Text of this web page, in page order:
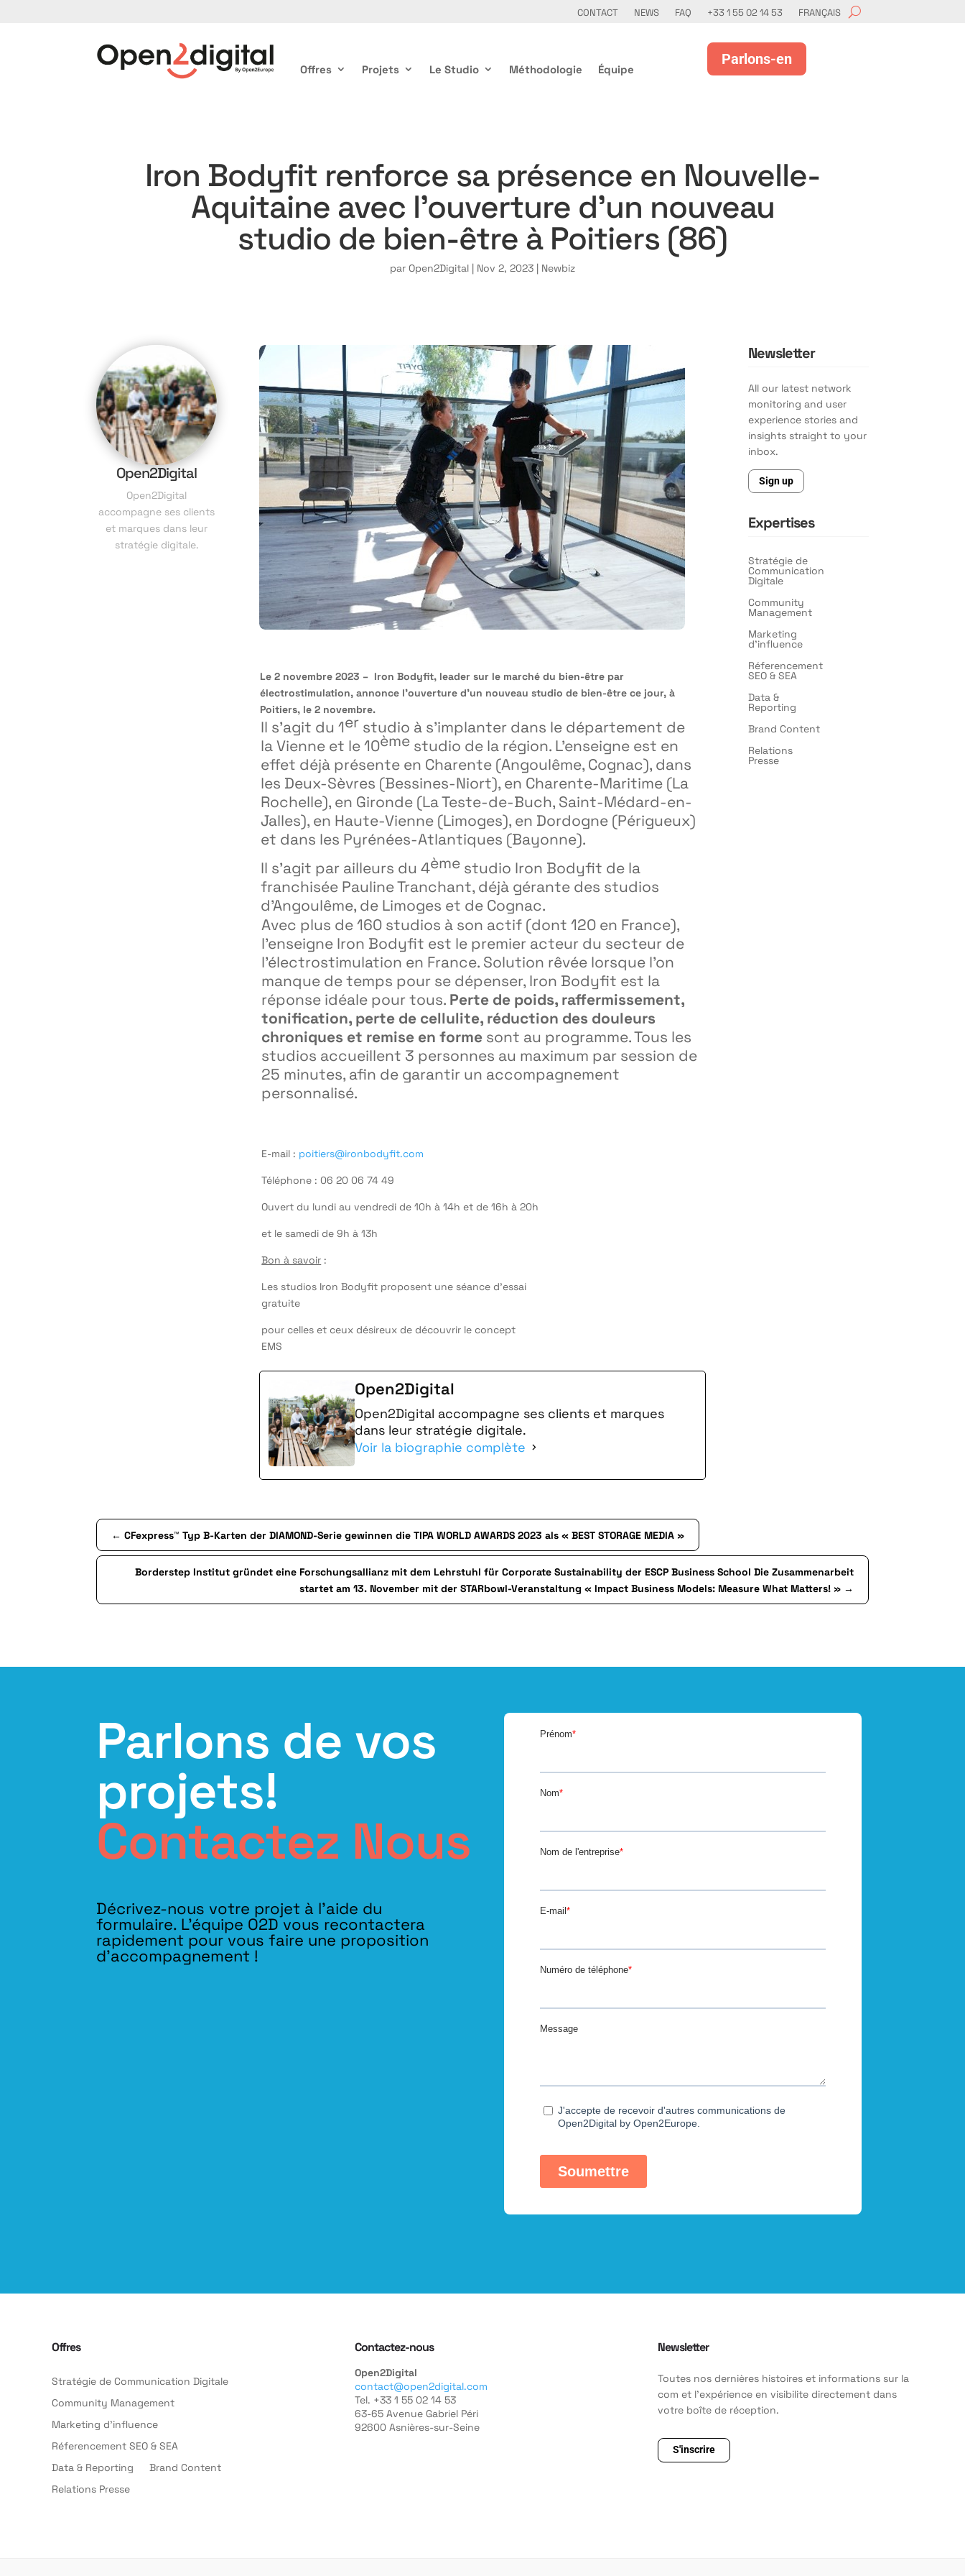
CONTACT NEWS FAQ +33 1 55 02 14 53 FRANÇAIS
Offres Projets Le Studio Méthodologie Équipe
Parlons-en
Iron Bodyfit renforce sa présence en Nouvelle-
Aquitaine avec l’ouverture d’un nouveau
studio de bien-être à Poitiers (86)
par Open2Digital | Nov 2, 2023 | Newbiz
Open2Digital
Open2Digital
accompagne ses clients
et marques dans leur
stratégie digitale.
Le 2 novembre 2023 – Iron Bodyfit, leader sur le marché du bien-être par
électrostimulation, annonce l’ouverture d’un nouveau studio de bien-être ce jour, à
Poitiers, le 2 novembre.
Il s’agit du 1er studio à s’implanter dans le département de
la Vienne et le 10ème studio de la région. L’enseigne est en
effet déjà présente en Charente (Angoulême, Cognac), dans
les Deux-Sèvres (Bessines-Niort), en Charente-Maritime (La
Rochelle), en Gironde (La Teste-de-Buch, Saint-Médard-en-
Jalles), en Haute-Vienne (Limoges), en Dordogne (Périgueux)
et dans les Pyrénées-Atlantiques (Bayonne).
Il s’agit par ailleurs du 4ème studio Iron Bodyfit de la
franchisée Pauline Tranchant, déjà gérante des studios
d’Angoulême, de Limoges et de Cognac.
Avec plus de 160 studios à son actif (dont 120 en France),
l’enseigne Iron Bodyfit est le premier acteur du secteur de
l’électrostimulation en France. Solution rêvée lorsque l’on
manque de temps pour se dépenser, Iron Bodyfit est la
réponse idéale pour tous. Perte de poids, raffermissement,
tonification, perte de cellulite, réduction des douleurs
chroniques et remise en forme sont au programme. Tous les
studios accueillent 3 personnes au maximum par session de
25 minutes, afin de garantir un accompagnement
personnalisé.
E-mail : poitiers@ironbodyfit.com
Téléphone : 06 20 06 74 49
Ouvert du lundi au vendredi de 10h à 14h et de 16h à 20h
et le samedi de 9h à 13h
Bon à savoir :
Les studios Iron Bodyfit proposent une séance d’essai
gratuite
pour celles et ceux désireux de découvrir le concept
EMS
Open2Digital
Open2Digital accompagne ses clients et marques
dans leur stratégie digitale.
Voir la biographie complète
Newsletter
All our latest network
monitoring and user
experience stories and
insights straight to your
inbox.
Sign up
Expertises
Stratégie de
Communication
Digitale
Community
Management
Marketing
d’influence
Réferencement
SEO & SEA
Data &
Reporting
Brand Content
Relations
Presse
←CFexpress™ Typ B-Karten der DIAMOND-Serie gewinnen die TIPA WORLD AWARDS 2023 als « BEST STORAGE MEDIA »
Borderstep Institut gründet eine Forschungsallianz mit dem Lehrstuhl für Corporate Sustainability der ESCP Business School Die Zusammenarbeit
startet am 13. November mit der STARbowl-Veranstaltung « Impact Business Models: Measure What Matters! »→
Parlons de vos
projets!
Contactez Nous
Décrivez-nous votre projet à l’aide du
formulaire. L'équipe O2D vous recontactera
rapidement pour vous faire une proposition
d’accompagnement !
Offres
Stratégie de Communication Digitale
Community Management
Marketing d’influence
Réferencement SEO & SEA
Data & Reporting
Brand Content
Relations Presse
Contactez-nous
Open2Digital
contact@open2digital.com
Tel. +33 1 55 02 14 53
63-65 Avenue Gabriel Péri
92600 Asnières-sur-Seine
Newsletter
Toutes nos dernières histoires et informations sur la
com et l'expérience en visibilite directement dans
votre boîte de réception.
S'inscrire